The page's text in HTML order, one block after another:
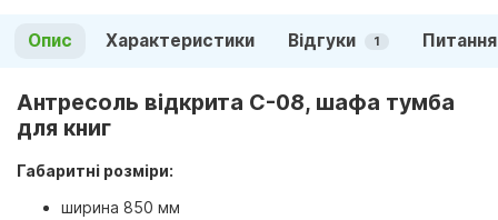
Опис Характеристики Відгуки 1
Антресоль відкрита С-08, шафа тумба
для книг
Габаритні розміри:
ширина 850 мм